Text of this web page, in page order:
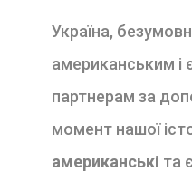
Україна,
американським і
партнерам за
момент нашої
американські та